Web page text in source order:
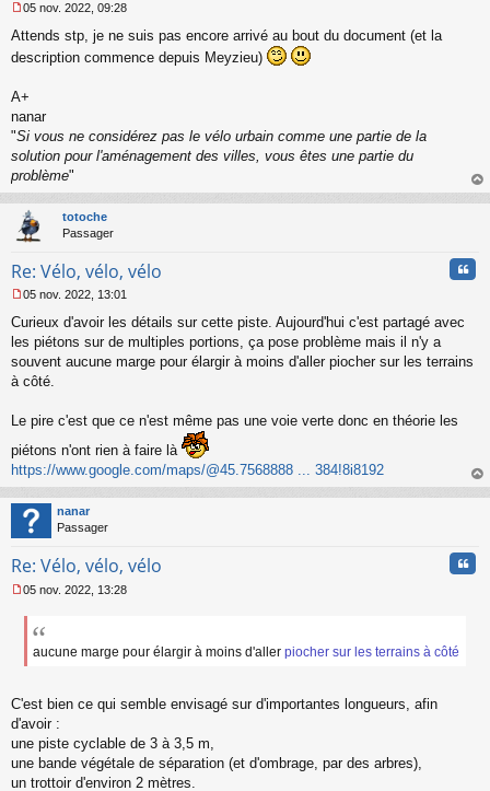
e
s
g
e
n
o
l
05 nov. 2022, 09:28
Attends stp, je ne suis pas encore arrivé au bout du document (et la
description commence depuis Meyzieu)
A+
nanar
"Si vous ne considérez pas le vélo urbain comme une partie de la
solution pour l'aménagement des villes, vous êtes une partie du
problème"
au
totoche
Passager
Re: Vélo, vélo, vélo
e
s
s
g
n
n
l
u
05 nov. 2022, 13:01
Curieux d'avoir les détails sur cette piste. Aujourd'hui c'est partagé avec
les piétons sur de multiples portions, ça pose problème mais il n'y a
souvent aucune marge pour élargir à moins d'aller piocher sur les terrains
à côté.
Le pire c'est que ce n'est même pas une voie verte donc en théorie les
piétons n'ont rien à faire là
https://www.google.com/maps/@45.7568888 ... 384!8i8192
au
nanar
Passager
Re: Vélo, vélo, vélo
e
a
e
o
n
l
u
05 nov. 2022, 13:28
aucune marge pour élargir à moins d'aller piocher sur les terrains à côté
C'est bien ce qui semble envisagé sur d'importantes longueurs, afin
d'avoir :
une piste cyclable de 3 à 3,5 m,
une bande végétale de séparation (et d'ombrage, par des arbres),
un trottoir d'environ 2 mètres.